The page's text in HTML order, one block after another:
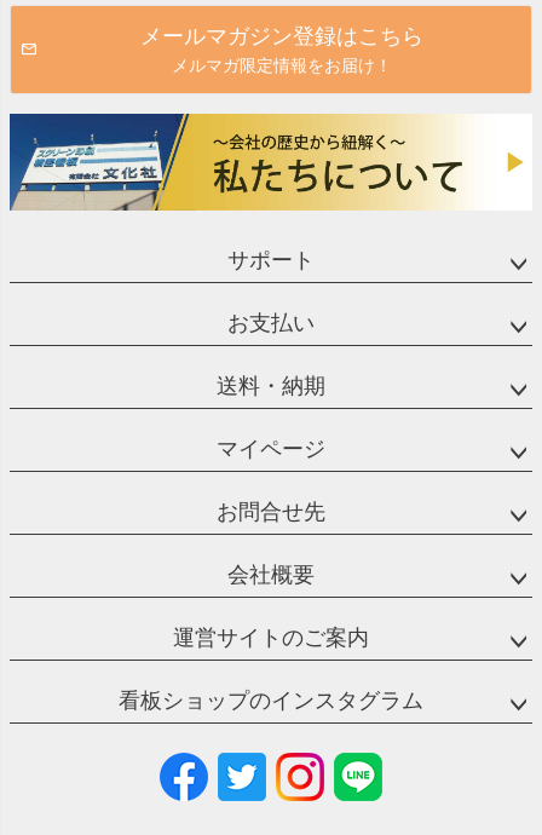
メールマガジン登録はこちら
メルマガ限定情報をお届け！
サポート
お支払い
送料・納期
マイページ
お問合せ先
会社概要
運営サイトのご案内
看板ショップのインスタグラム